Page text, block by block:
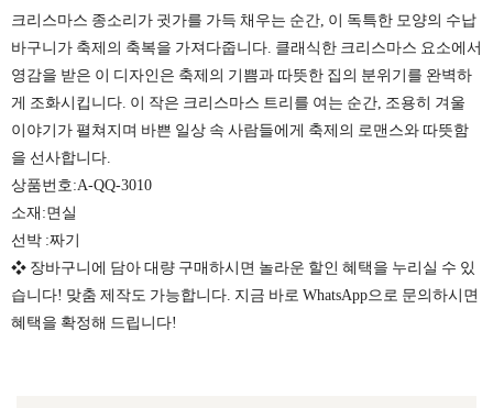
크리스마스 종소리가 귓가를 가득 채우는 순간, 이 독특한 모양의 수납
바구니가 축제의 축복을 가져다줍니다. 클래식한 크리스마스 요소에서
영감을 받은 이 디자인은 축제의 기쁨과 따뜻한 집의 분위기를 완벽하
게 조화시킵니다. 이 작은 크리스마스 트리를 여는 순간, 조용히 겨울
이야기가 펼쳐지며 바쁜 일상 속 사람들에게 축제의 로맨스와 따뜻함
을 선사합니다.
상품번호:A-QQ-3010
소재:면실
선박 :짜기
❖ 장바구니에 담아 대량 구매하시면 놀라운 할인 혜택을 누리실 수 있
습니다! 맞춤 제작도 가능합니다. 지금 바로 WhatsApp으로 문의하시면
혜택을 확정해 드립니다!